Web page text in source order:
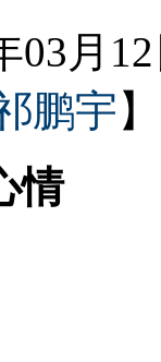
03月
鹏宇 】
情